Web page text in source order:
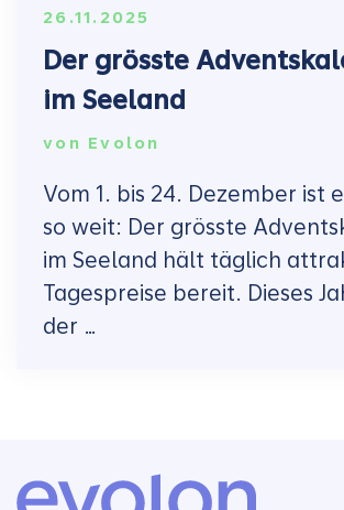
26.11.2025
Der grösste
im Seeland
von Evolon
Vom 1. bis 24. Dezember ist
so weit: Der grösste
im Seeland hält täglich
Tagespreise bereit. Dieses
der …